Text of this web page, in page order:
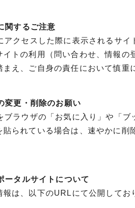
関するご注意
アクセスした際に表示されるサ
イトの利用（問い合わせ、情報
え、ご自身の責任において慎重
変更・削除のお願い
ブラウザの「お気に入り」や「
貼られている場合は、速やかに
ータルサイトについて
報は、以下のURLにて公開して